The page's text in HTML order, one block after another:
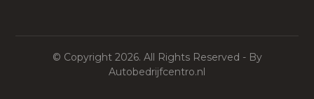
© Copyright 2026. All Rights Reserved - By
Autobedrijfcentro.nl